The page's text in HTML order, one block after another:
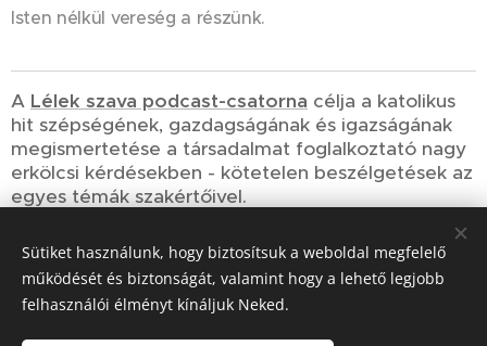
Isten nélkül vereség a részünk.
A Lélek szava podcast-csatorna célja a katolikus
hit szépségének, gazdagságának és igazságának
megismertetése a társadalmat foglalkoztató nagy
erkölcsi kérdésekben - kötetelen beszélgetések az
egyes témák szakértőivel.
Share
Sütiket használunk, hogy biztosítsuk a weboldal megfelelő
működését és biztonságát, valamint hogy a lehető legjobb
felhasználói élményt kínáljuk Neked.